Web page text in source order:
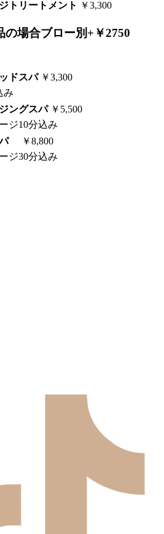
トリートメント
￥3,300
場合ブロー別+￥2750
ドスパ ￥3,300
み
ングスパ ￥5,500
ジ10分込み
￥8,800
ジ30分込み